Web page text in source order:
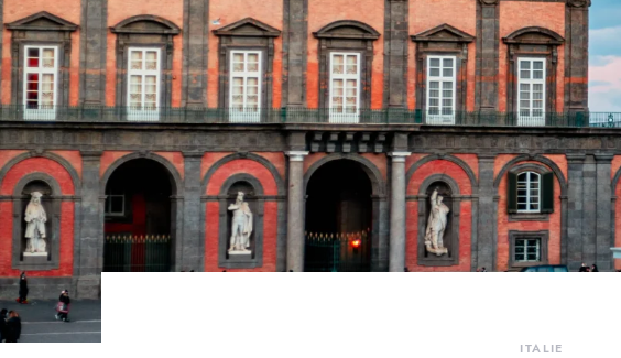
ITALIE